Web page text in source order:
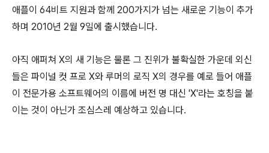
애플이 64비트 지원과 함께 200가지가 넘는 새로운 기능이 추가
하며 2010년 2월 9일에 출시했습니다.
아직 애퍼쳐 X의 새 기능은 물론 그 진위가 불확실한 가운데 외신
들은 파이널 컷 프로 X와 루머의 로직 X의 경우를 예로 들어 애플
이 전문가용 소프트웨어의 이름에 버전 명 대신 'X'라는 호칭을 붙
이는 것이 아닌가 조심스레 예상하고 있습니다.